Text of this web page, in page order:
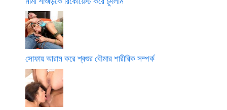
সোফায় আরাম করে শ্বশুর বৌমার শারীরিক সম্পর্ক